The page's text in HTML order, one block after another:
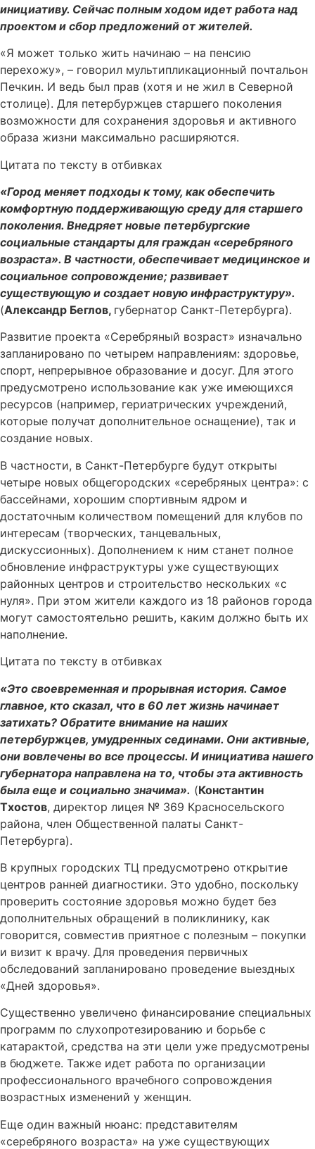
инициативу. Сейчас полным ходом идет работа над
проектом и сбор предложений от жителей.
«Я может только жить начинаю – на пенсию
перехожу», – говорил мультипликационный почтальон
Печкин. И ведь был прав (хотя и не жил в Северной
столице). Для петербуржцев старшего поколения
возможности для сохранения здоровья и активного
образа жизни максимально расширяются.
Цитата по тексту в отбивках
«Город меняет подходы к тому, как обеспечить
комфортную поддерживающую среду для старшего
поколения. Внедряет новые петербургские
социальные стандарты для граждан «серебряного
возраста». В частности, обеспечивает медицинское и
социальное сопровождение; развивает
существующую и создает новую инфраструктуру».
(Александр Беглов, губернатор Санкт-Петербурга).
Развитие проекта «Серебряный возраст» изначально
запланировано по четырем направлениям: здоровье,
спорт, непрерывное образование и досуг. Для этого
предусмотрено использование как уже имеющихся
ресурсов (например, гериатрических учреждений,
которые получат дополнительное оснащение), так и
создание новых.
В частности, в Санкт-Петербурге будут открыты
четыре новых общегородских «серебряных центра»: с
бассейнами, хорошим спортивным ядром и
достаточным количеством помещений для клубов по
интересам (творческих, танцевальных,
дискуссионных). Дополнением к ним станет полное
обновление инфраструктуры уже существующих
районных центров и строительство нескольких «с
нуля». При этом жители каждого из 18 районов города
могут самостоятельно решить, каким должно быть их
наполнение.
Цитата по тексту в отбивках
«Это своевременная и прорывная история. Самое
главное, кто сказал, что в 60 лет жизнь начинает
затихать? Обратите внимание на наших
петербуржцев, умудренных сединами. Они активные,
они вовлечены во все процессы. И инициатива нашего
губернатора направлена на то, чтобы эта активность
была еще и социально значима». (Константин
Тхостов, директор лицея № 369 Красносельского
района, член Общественной палаты Санкт-
Петербурга).
В крупных городских ТЦ предусмотрено открытие
центров ранней диагностики. Это удобно, поскольку
проверить состояние здоровья можно будет без
дополнительных обращений в поликлинику, как
говорится, совместив приятное с полезным – покупки
и визит к врачу. Для проведения первичных
обследований запланировано проведение выездных
«Дней здоровья».
Существенно увеличено финансирование специальных
программ по слухопротезированию и борьбе с
катарактой, средства на эти цели уже предусмотрены
в бюджете. Также идет работа по организации
профессионального врачебного сопровождения
возрастных изменений у женщин.
Еще один важный нюанс: представителям
«серебряного возраста» на уже существующих